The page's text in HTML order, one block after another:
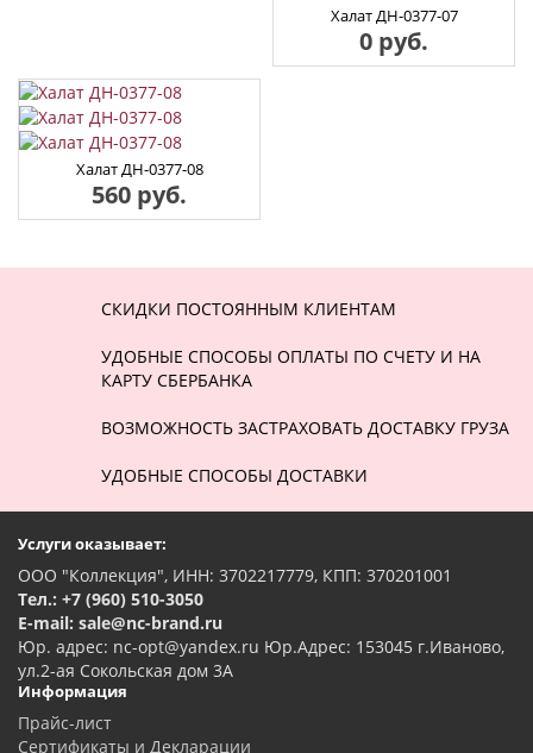
Халат ДН-0377-07
0 руб.
Халат ДН-0377-08
560 руб.
СКИДКИ ПОСТОЯННЫМ КЛИЕНТАМ
УДОБНЫЕ СПОСОБЫ ОПЛАТЫ ПО СЧЕТУ И НА
КАРТУ СБЕРБАНКА
ВОЗМОЖНОСТЬ ЗАСТРАХОВАТЬ ДОСТАВКУ ГРУЗА
УДОБНЫЕ СПОСОБЫ ДОСТАВКИ
Услуги оказывает:
ООО "Коллекция", ИНН: 3702217779, КПП: 370201001
Тел.: +7 (960) 510-3050
E-mail: sale@nc-brand.ru
Юр. адрес: nc-opt@yandex.ru Юр.Адрес: 153045 г.Иваново,
ул.2-ая Сокольская дом 3А
Информация
Прайс-лист
Сертификаты и Декларации